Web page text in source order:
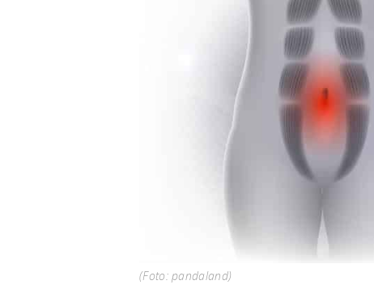
(Foto: pandaland)